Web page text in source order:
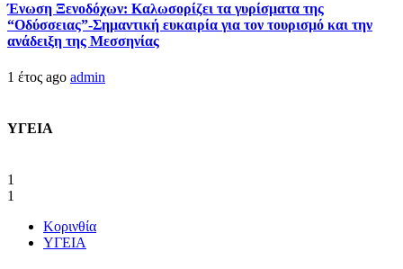
Ένωση Ξενοδόχων: Καλωσορίζει τα γυρίσματα της
“Οδύσσειας”-Σημαντική ευκαιρία για τον τουρισμό και την
ανάδειξη της Μεσσηνίας
1 έτος ago admin
ΥΓΕΙΑ
1
1
Κορινθία
ΥΓΕΙΑ